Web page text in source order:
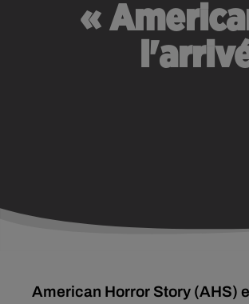
«
American Horror Story (AHS)